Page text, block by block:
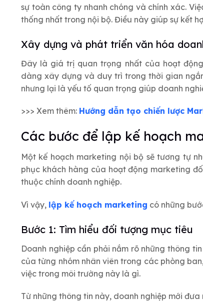
sự toàn công ty nhanh chóng và chính xác.
thống nhất trong nội bộ. Điều này giúp sự kết
Xây dựng và phát triển văn hóa
Đây là giá trị quan trọng nhất của hoạt
dàng xây dựng và duy trì trong thời gian
nhưng lại là yếu tố quan trọng giúp doanh
>>> Xem thêm: Hướng dẫn tạo chiến lược
Các bước để lập kế hoạch
Một kế hoạch marketing nội bộ sẽ tương tự
phục khách hàng của hoạt động marketing
thuộc chính doanh nghiệp.
Vì vậy, lập kế hoạch marketing có những
Bước 1: Tìm hiểu đối tượng mục tiêu
Doanh nghiệp cần phải nắm rõ những thông
của từng nhóm nhân viên trong các phòng
việc trong môi trường này là gì.
Từ những thông tin này, doanh nghiệp mới